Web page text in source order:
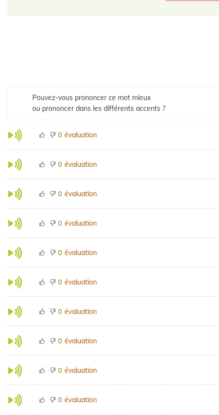
Pouvez-vous prononcer ce mot mieux
ou prononcer dans les différents accents ?
0 évaluation
0 évaluation
0 évaluation
0 évaluation
0 évaluation
0 évaluation
0 évaluation
0 évaluation
0 évaluation
0 évaluation